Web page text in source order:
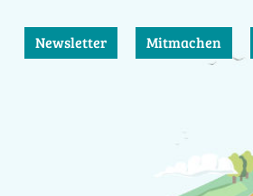
Newsletter Mitmachen